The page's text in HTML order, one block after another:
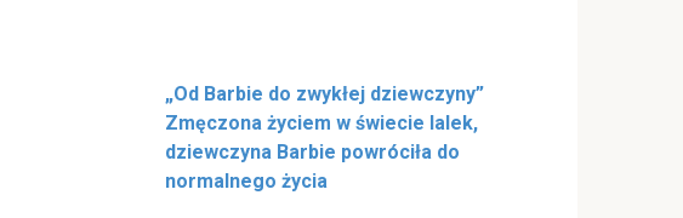
„Od Barbie do zwykłej dziewczyny”
Zmęczona życiem w świecie lalek,
dziewczyna Barbie powróciła do
normalnego życia